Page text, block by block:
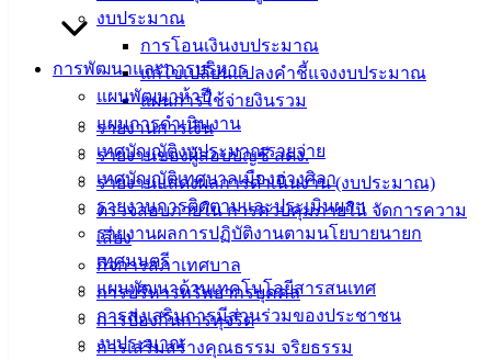
งบประมาณ
การโอนเงินงบประมาณ
แก้ไขเปลี่ยนแปลงคำชี้แจงงบประมาณ
แผนการใช้จ่ายงินรวม
รายงานการเงิน
รายงานของผู้สอบบัญชี สตง.
รายงานแสดงผลการดำเนินงาน (งบประมาณ)
ตรวจสอบภายใน การควบคุมภายใน จัดการความ
เสี่ยง
กิจการสภาเทศบาล
การบริหารทรัพยากรบุคคล
การป้องกันการทุจริต
การเสริมสร้างคุณธรรม จริยธรรม
การพัฒนาและการบริหาร
แผนพัฒนาห้าปี
แผนการดำเนินงาน
เทศบัญญัติงบประมาณรายจ่าย
เทศบัญญัติเทศบาลเมืองอ่างศิลา
รายงานการติดตามและประเมินผลฯ
รายงานผลการปฏิบัติงานตามนโยบายนายก
เทศมนตรี
แผนพัฒนาด้านเทคโนโลยีสารสนเทศ
การส่งเสริมการมีส่วนร่วมของประชาชน
งบประมาณ
ข่าวสาร
อิเล็กทรอนิกส์
(Knowledge
Management)
เทศบาล
สายตรง